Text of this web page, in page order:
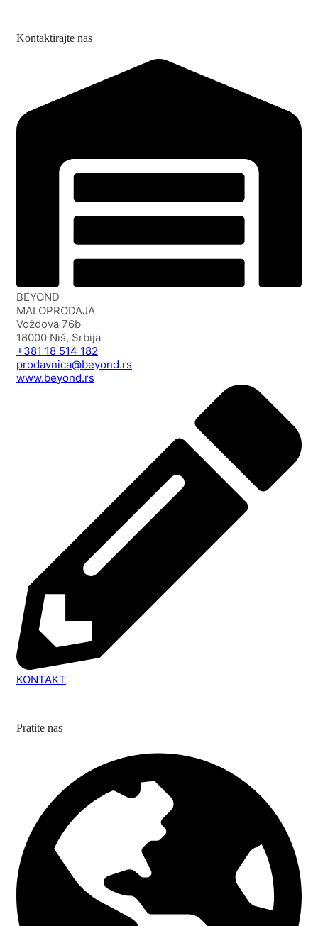
Kontaktirajte nas
BEYOND
MALOPRODAJA
Voždova 76b
18000 Niš, Srbija
+381 18 514 182
prodavnica@beyond.rs
www.beyond.rs
KONTAKT
Pratite nas